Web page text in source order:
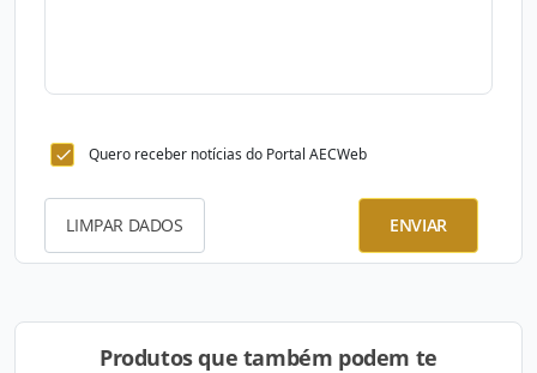
Quero receber notícias do Portal AECWeb
LIMPAR DADOS ENVIAR
Produtos que também podem te